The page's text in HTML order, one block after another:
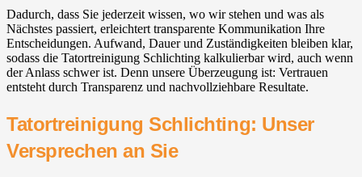
Dadurch, dass Sie jederzeit wissen, wo wir stehen und was als
Nächstes passiert, erleichtert transparente Kommunikation Ihre
Entscheidungen. Aufwand, Dauer und Zuständigkeiten bleiben klar,
sodass die Tatortreinigung Schlichting kalkulierbar wird, auch wenn
der Anlass schwer ist. Denn unsere Überzeugung ist: Vertrauen
entsteht durch Transparenz und nachvollziehbare Resultate.
Tatortreinigung Schlichting: Unser
Versprechen an Sie